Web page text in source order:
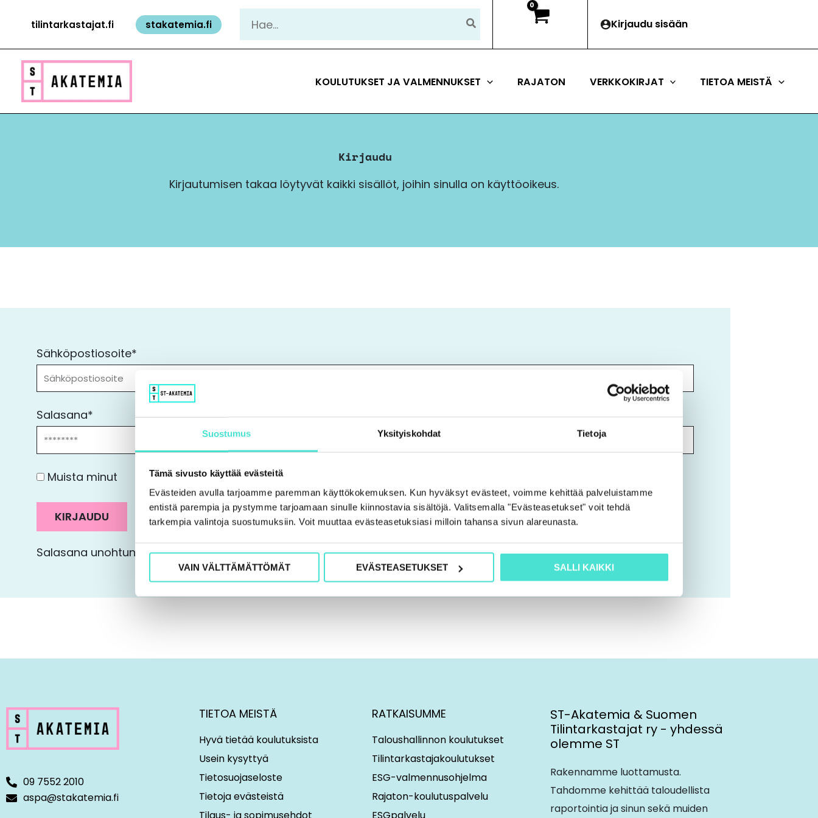
Suostumus Yksityiskohdat Tietoja
Tämä sivusto käyttää evästeitä
Evästeiden avulla tarjoamme paremman käyttökokemuksen. Kun hyväksyt evästeet, voimme kehittää palveluistamme
entistä parempia ja pystymme tarjoamaan sinulle kiinnostavia sisältöjä. Valitsemalla "Evästeasetukset" voit tehdä
tarkempia valintoja suostumuksiin. Voit muuttaa evästeasetuksiasi milloin tahansa sivun alareunasta.
VAIN VÄLTTÄMÄTTÖMÄT EVÄSTEASETUKSET SALLI KAIKKI
sisältööntilintarkastajat.fi stakatemia.fi Kirjaudu sisään
KOULUTUKSET JA VALMENNUKSET RAJATON VERKKOKIRJAT TIETOA MEISTÄ
Kirjaudu
Kirjautumisen takaa löytyvät kaikki sisällöt, joihin sinulla on käyttöoikeus.
Sähköpostiosoite*
Salasana*
Muista minut
KIRJAUDU
Salasana unohtunut?
09 7552 2010
aspa@stakatemia.fi
TIETOA MEISTÄ
Hyvä tietää koulutuksista
Usein kysyttyä
Tietosuojaseloste
Tietoja evästeistä
Tilaus- ja sopimusehdot
RATKAISUMME
Taloushallinnon koulutukset
Tilintarkastajakoulutukset
ESG-valmennusohjelma
Rajaton-koulutuspalvelu
ESGpalvelu
ST-Akatemia & Suomen
Tilintarkastajat ry - yhdessä
olemme ST
Rakennamme luottamusta.
Tahdomme kehittää taloudellista
raportointia ja sinun sekä muiden